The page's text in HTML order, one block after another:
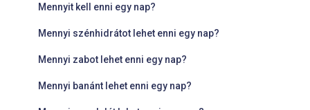
Mennyit kell enni egy nap?
Mennyi szénhidrátot lehet enni egy nap?
Mennyi zabot lehet enni egy nap?
Mennyi banánt lehet enni egy nap?